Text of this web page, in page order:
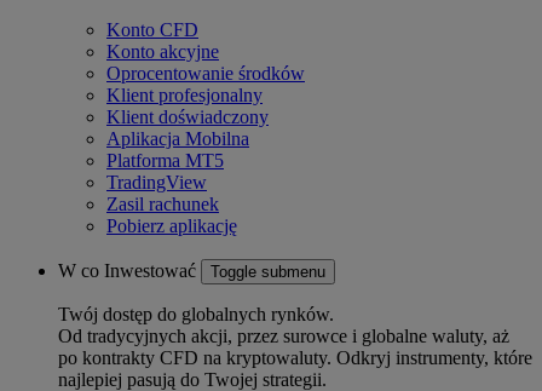
Konto CFD
Konto akcyjne
Oprocentowanie środków
Klient profesjonalny
Klient doświadczony
Aplikacja Mobilna
Platforma MT5
TradingView
Zasil rachunek
Pobierz aplikację
W co Inwestować Toggle submenu
Twój dostęp do globalnych rynków.
Od tradycyjnych akcji, przez surowce i globalne waluty, aż
po kontrakty CFD na kryptowaluty. Odkryj instrumenty, które
najlepiej pasują do Twojej strategii.